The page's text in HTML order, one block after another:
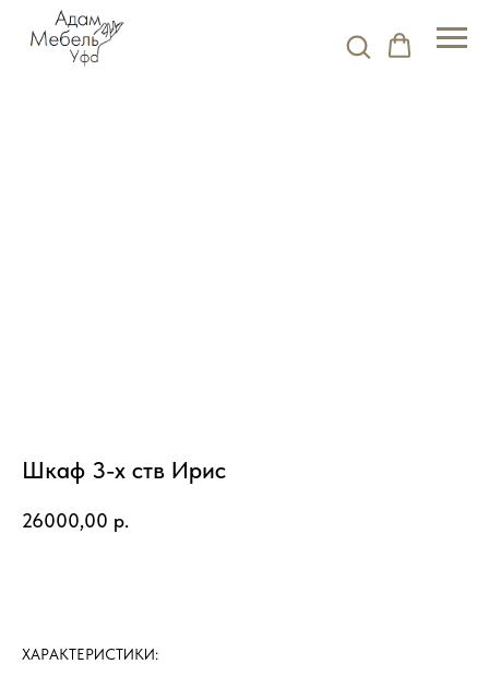
Шкаф 3-х ств Ирис
26000,00 р.
ХAРAKТEPИCТИKИ: